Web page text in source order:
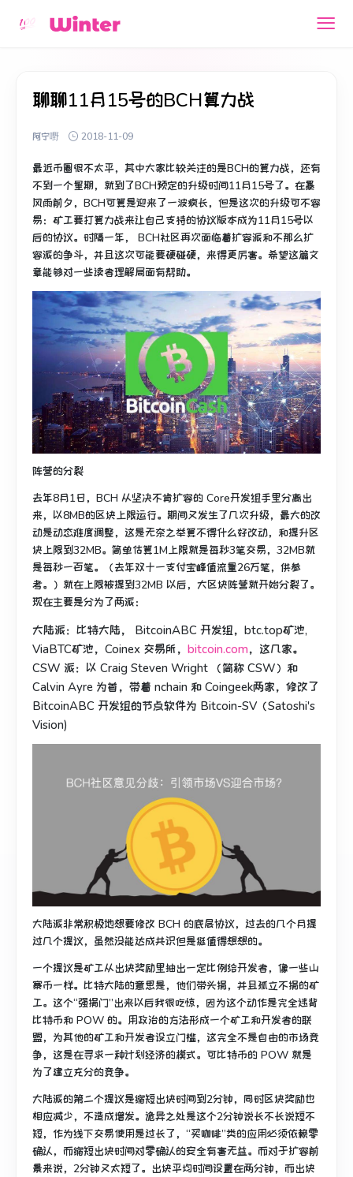
聊聊11月15号的BCH算力战
阿宁嘢 2018-11-09
最近币圈很不太平，其中大家比较关注的是BCH的算力战，还有
不到一个星期，就到了BCH预定的升级时间11月15号了。在暴
风雨前夕，BCH可算是迎来了一波疯长，但是这次的升级可不容
易：矿工要打算力战来让自己支持的协议版本成为11月15号以
后的协议。时隔一年， BCH社区再次面临着扩容派和不那么扩
容派的争斗，并且这次可能要硬碰硬，来得更厉害。希望这篇文
章能够对一些读者理解局面有帮助。
阵营的分裂
去年8月1日，BCH 从坚决不肯扩容的 Core开发组手里分离出
来，以8MB的区块上限运行。期间又发生了几次升级，最大的改
动是动态难度调整，这是无奈之举算不得什么好改动，和提升区
块上限到32MB。简单估算1M上限就是每秒3笔交易，32MB就
是每秒一百笔。（去年双十一支付宝峰值流量26万笔，供参
考。）就在上限被提到32MB 以后，大区块阵营就开始分裂了。
现在主要是分为了两派：
大陆派：比特大陆， BitcoinABC 开发组，btc.top矿池,
ViaBTC矿池，Coinex 交易所， bitcoin.com，这几家。
CSW 派：以 Craig Steven Wright （简称 CSW）和
Calvin Ayre 为首，带着 nchain 和 Coingeek两家，修改了
BitcoinABC 开发组的节点软件为 Bitcoin-SV（Satoshi's
Vision)
大陆派非常积极地想要修改 BCH 的底层协议，过去的几个月提
过几个提议，虽然没能达成共识但是挺值得想想的。
一个提议是矿工从出块奖励里抽出一定比例给开发者，像一些山
寨币一样。比特大陆的意思是，他们带头捐，并且孤立不捐的矿
工。这个“强捐门”出来以后我很吃惊，因为这个动作是完全违背
比特币和 POW 的。用政治的方法形成一个矿工和开发者的联
盟，为其他的矿工和开发者设立门槛，这完全不是自由的市场竞
争，这是在寻求一种计划经济的模式。可比特币的 POW 就是
为了建立充分的竞争。
大陆派的第二个提议是缩短出块时间到2分钟，同时区块奖励也
相应减少，不造成增发。诡异之处是这个2分钟说长不长说短不
短，作为线下交易使用是过长了，“买咖啡”类的应用必须依赖零
确认，而缩短出块时间对零确认的安全有害无益。而对于扩容前
景来说，2分钟又太短了。出块平均时间设置在两分钟，而出块